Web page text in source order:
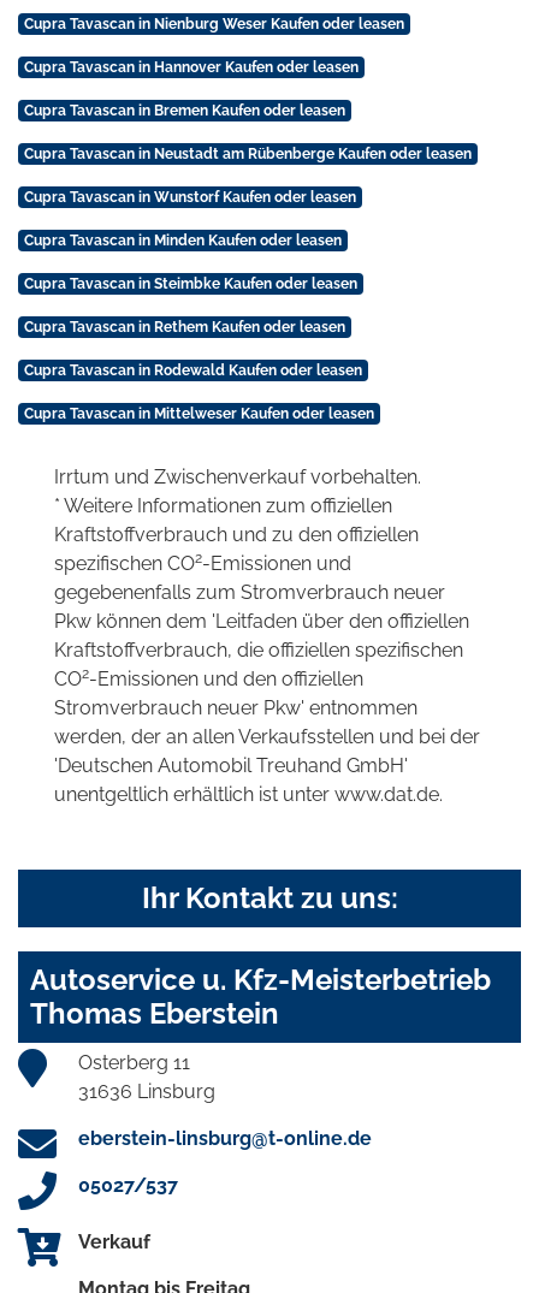
Cupra Tavascan in Nienburg Weser Kaufen oder leasen
Cupra Tavascan in Hannover Kaufen oder leasen
Cupra Tavascan in Bremen Kaufen oder leasen
Cupra Tavascan in Neustadt am Rübenberge Kaufen oder leasen
Cupra Tavascan in Wunstorf Kaufen oder leasen
Cupra Tavascan in Minden Kaufen oder leasen
Cupra Tavascan in Steimbke Kaufen oder leasen
Cupra Tavascan in Rethem Kaufen oder leasen
Cupra Tavascan in Rodewald Kaufen oder leasen
Cupra Tavascan in Mittelweser Kaufen oder leasen
Irrtum und Zwischenverkauf vorbehalten.
* Weitere Informationen zum offiziellen
Kraftstoffverbrauch und zu den offiziellen
spezifischen CO2-Emissionen und
gegebenenfalls zum Stromverbrauch neuer
Pkw können dem 'Leitfaden über den offiziellen
Kraftstoffverbrauch, die offiziellen spezifischen
CO2-Emissionen und den offiziellen
Stromverbrauch neuer Pkw' entnommen
werden, der an allen Verkaufsstellen und bei der
'Deutschen Automobil Treuhand GmbH'
unentgeltlich erhältlich ist unter www.dat.de.
Ihr Kontakt zu uns:
Autoservice u. Kfz-Meisterbetrieb
Thomas Eberstein
Osterberg 11
31636 Linsburg
eberstein-linsburg@t-online.de
05027/537
Verkauf